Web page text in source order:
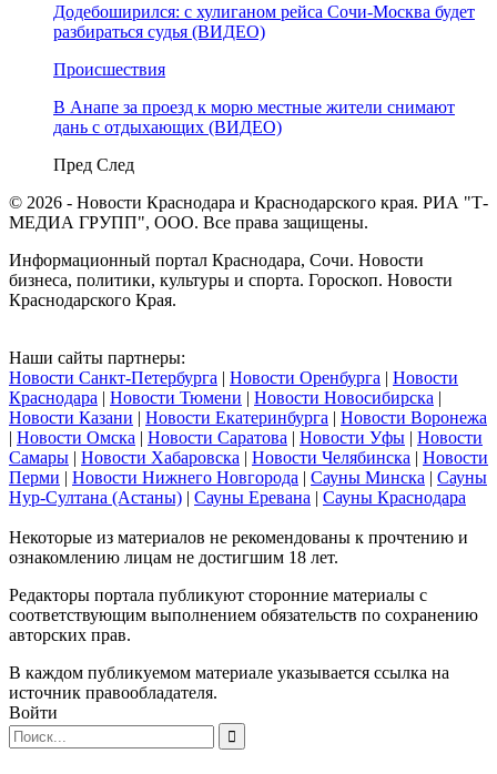
Додебоширился: с хулиганом рейса Сочи-Москва будет
разбираться судья (ВИДЕО)
Происшествия
В Анапе за проезд к морю местные жители снимают
дань с отдыхающих (ВИДЕО)
Пред След
© 2026 - Новости Краснодара и Краснодарского края. РИА "Т-
МЕДИА ГРУПП", ООО. Все права защищены.
Информационный портал Краснодара, Сочи. Новости
бизнеса, политики, культуры и спорта. Гороскоп. Новости
Краснодарского Края.
Наши сайты партнеры:
Новости Санкт-Петербурга | Новости Оренбурга | Новости
Краснодара | Новости Тюмени | Новости Новосибирска |
Новости Казани | Новости Екатеринбурга | Новости Воронежа
| Новости Омска | Новости Саратова | Новости Уфы | Новости
Самары | Новости Хабаровска | Новости Челябинска | Новости
Перми | Новости Нижнего Новгорода | Сауны Минска | Сауны
Нур-Султана (Астаны) | Сауны Еревана | Сауны Краснодара
Некоторые из материалов не рекомендованы к прочтению и
ознакомлению лицам не достигшим 18 лет.
Редакторы портала публикуют сторонние материалы с
соответствующим выполнением обязательств по сохранению
авторских прав.
В каждом публикуемом материале указывается ссылка на
источник правообладателя.
Войти